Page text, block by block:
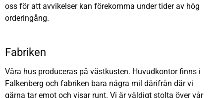
oss för att avvikelser kan förekomma under tider av hög
orderingång.
Fabriken
Våra hus produceras på västkusten. Huvudkontor finns i
Falkenberg och fabriken bara några mil därifrån där vi
gärna tar emot och visar runt. Vi är väldigt stolta över vår